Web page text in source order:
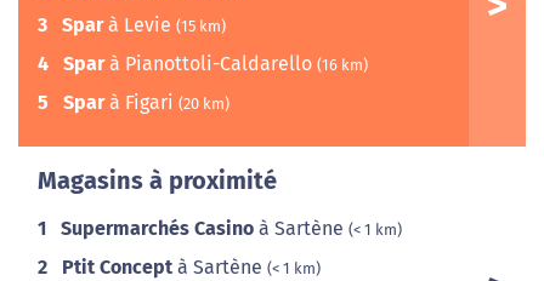
3 Sparà Levie (15 km)
4 Sparà Pianottoli-Caldarello (16 km)
5 Sparà Figari (20 km)
Magasins à proximité
1 Supermarchés Casino à Sartène (< 1 km)
2 Ptit Concept à Sartène (< 1 km)